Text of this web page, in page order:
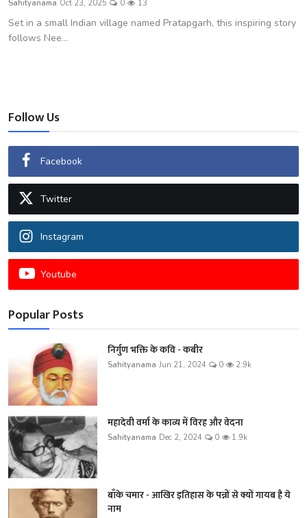
शख्सियत
धरोहर
उपन्यास
सिनेमा
शायरी
ग़ज़ल
Sahityanama Oct 23, 2025 0 13
Set in a small Indian village named Pratapgarh, this inspiring story
follows Nee...
Follow Us
Facebook
Twitter
Instagram
Youtube
Popular Posts
निर्गुण भक्ति के कवि - कबीर
Sahityanama Jun 21, 2024 0 2.9k
महादेवी वर्मा के काव्य में विरह और वेदना
Sahityanama Dec 2, 2024 0 1.9k
बाँके चमार - आखिर इतिहास के पन्नों से क्यों गायब है ये
नाम